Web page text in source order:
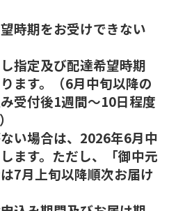
時期をお受けできない
指定及び配達希望時期
ます。（6月中旬以降の
受付後1週間～10日程度
い場合は、2026年6月中
ます。ただし、「御中元
7月上旬以降順次お届け